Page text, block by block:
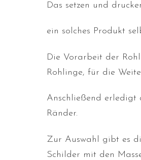
Das setzen und
ein solches Produkt
Die Vorarbeit der
Rohlinge, für die
Anschließend erledigt
Ränder.
Zur Auswahl gibt es
Schilder mit den